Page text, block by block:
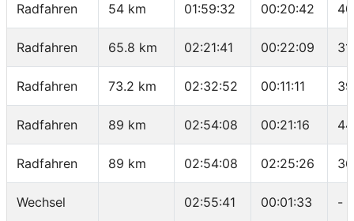
Radfahren 54 km 01:59:32 00:20:42
Radfahren 65.8 km 02:21:41 00:22:09
Radfahren 73.2 km 02:32:52 00:11:11
Radfahren 89 km 02:54:08 00:21:16
Radfahren 89 km 02:54:08 02:25:26
Wechsel 02:55:41 00:01:33 -